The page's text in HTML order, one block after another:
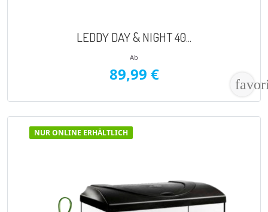
LEDDY DAY & NIGHT 40...
Ab
89,99 €
NUR ONLINE ERHÄLTLICH